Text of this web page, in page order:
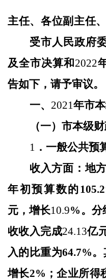
主任、各位副主任
受市人民政府
及全市决算和2022
告如下，请予审议。
一、 2021年市
（一）市本级
1 ．一般公共预
收入方面：地
年初预算数的
元，增长10.9%。分
收收入完成24.13亿
入的比重为64.7%。
增长2%；企业所得